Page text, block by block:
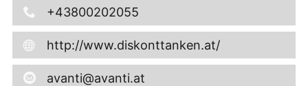
+43800202055
http://www.diskonttanken.at/
avanti@avanti.at